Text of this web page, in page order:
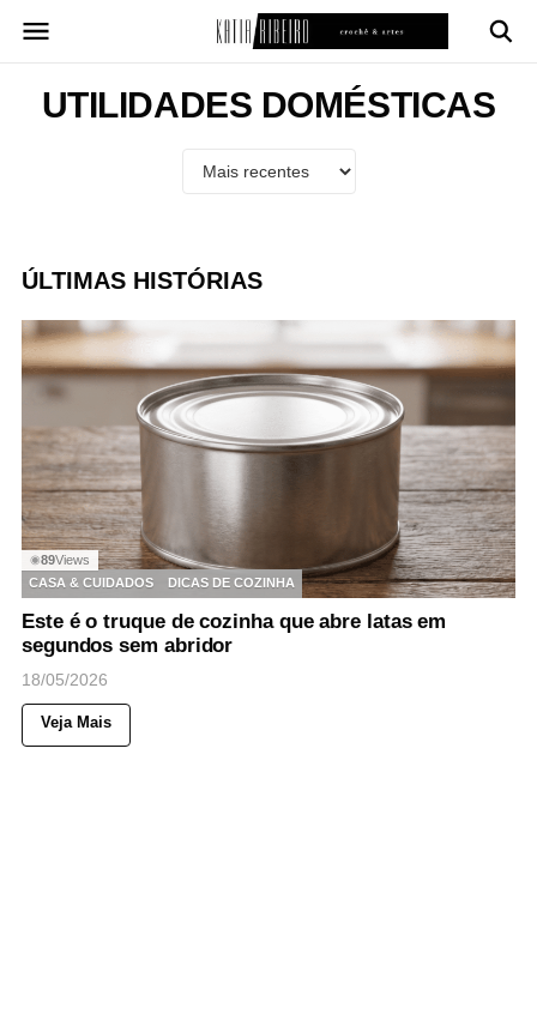
para
conteúdoUTILIDADES DOMÉSTICAS
ÚLTIMAS HISTÓRIAS
◉89Views
CASA & CUIDADOS
DICAS DE COZINHA
Este é o truque de cozinha que abre latas em
segundos sem abridor
18/05/2026
Veja Mais